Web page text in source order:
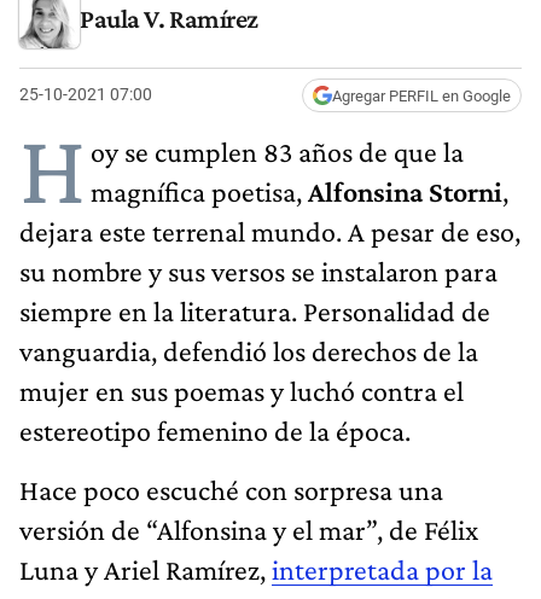
Paula V. Ramírez
25-10-2021 07:00 Agregar PERFIL en Google
H oy se cumplen 83 años de que la
magnífica poetisa,Alfonsina Storni,
dejara este terrenal mundo. A pesar de eso,
su nombre y sus versos se instalaron para
siempre en la literatura. Personalidad de
vanguardia, defendió los derechos de la
mujer en sus poemas y luchó contra el
estereotipo femenino de la época.
Hace poco escuché con sorpresa una
versión de “Alfonsina y el mar”, de Félix
Luna y Ariel Ramírez,interpretada por la